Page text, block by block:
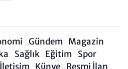
Gündem Magazin
Sağlık Eğitim
Spor
İletişim Künye Resmi İlan